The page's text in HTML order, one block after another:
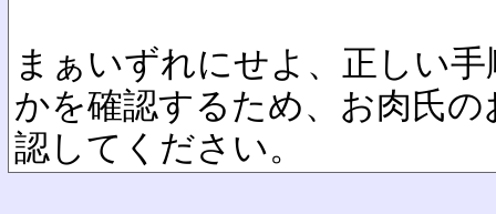
まぁいずれにせよ、正しい
かを確認するため、お肉氏
認してください。